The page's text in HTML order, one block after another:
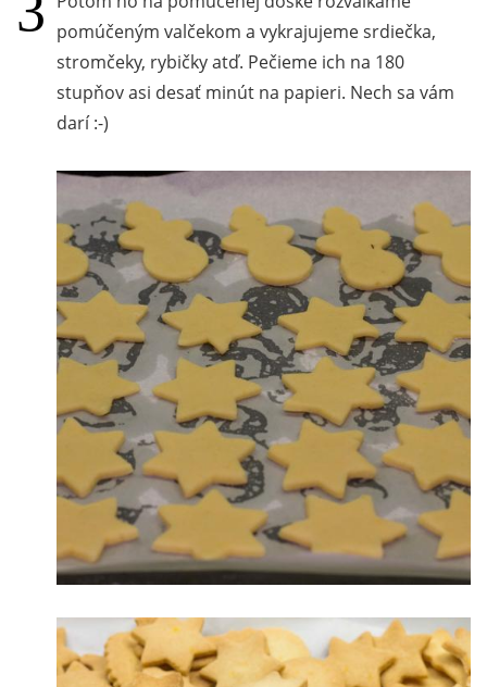
pomúčeným valčekom a vykrajujeme srdiečka,
stromčeky, rybičky atď. Pečieme ich na 180
stupňov asi desať minút na papieri. Nech sa vám
darí :-)